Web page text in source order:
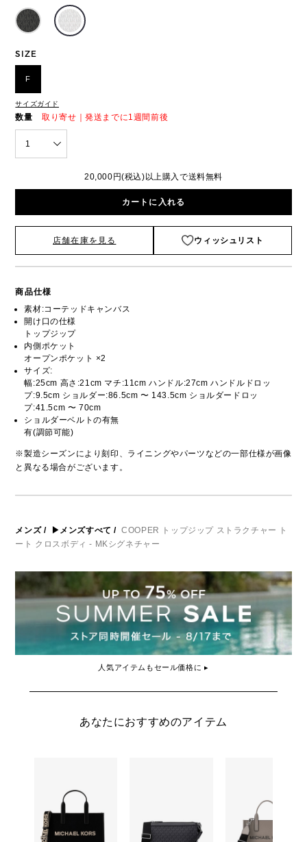
SIZE
F
サイズガイド
数量 取り寄せ｜発送までに1週間前後
1
20,000円(税込)以上購入で送料無料
カートに入れる
店舗在庫を見る ウィッシュリスト
商品仕様
素材:コーテッドキャンバス
開け口の仕様
トップジップ
内側ポケット
オープンポケット ×2
サイズ:
幅:25cm 高さ:21cm マチ:11cm ハンドル:27cm ハンドルドロッ
プ:9.5cm ショルダー:86.5cm 〜 143.5cm ショルダードロッ
プ:41.5cm 〜 70cm
ショルダーベルトの有無
有(調節可能)
※製造シーズンにより刻印、ライニングやパーツなどの一部仕様が画像
と異なる場合がございます。
メンズ/ ▶メンズすべて / COOPER トップジップ ストラクチャー ト
ート クロスボディ - MKシグネチャー
人気アイテムもセール価格に ▸
あなたにおすすめのアイテム